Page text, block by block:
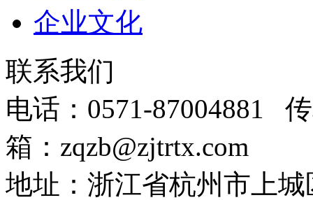
企业文化
联系我们
电话：0571-87004881
箱：zqzb@zjtrtx.com
地址：浙江省杭州市上